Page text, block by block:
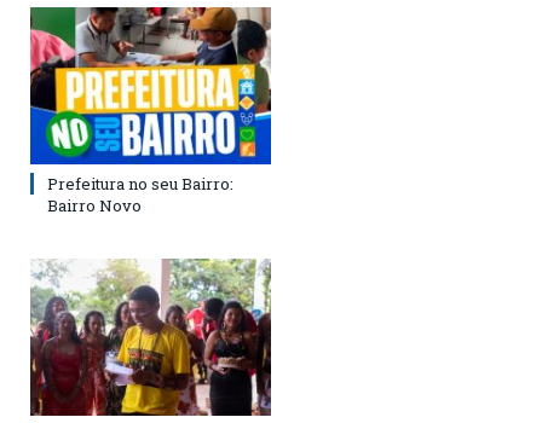
Prefeitura no seu Bairro:
Bairro Novo